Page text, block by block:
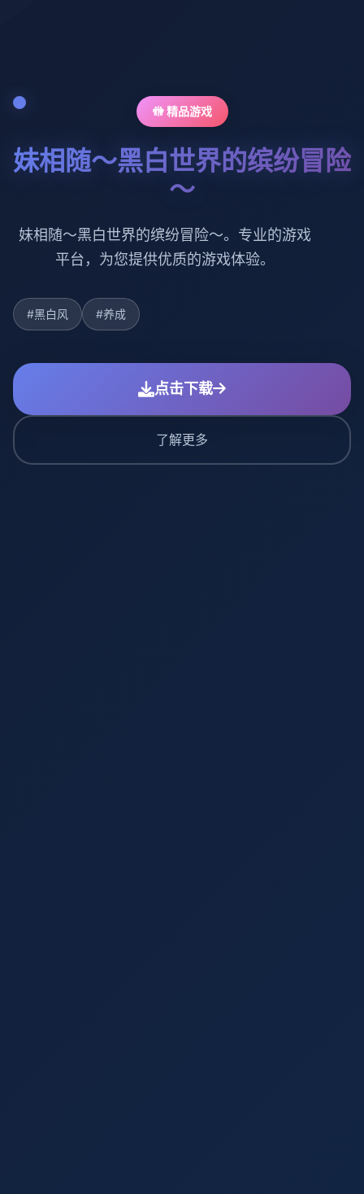
🚻 精品游戏
妹相随～黑白世界的缤纷冒险
～
妹相随～黑白世界的缤纷冒险～。专业的游戏
平台，为您提供优质的游戏体验。
#黑白风 #养成
点击下载
了解更多